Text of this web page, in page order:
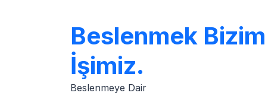
Beslenmek Bizim
İşimiz.
Beslenmeye Dair